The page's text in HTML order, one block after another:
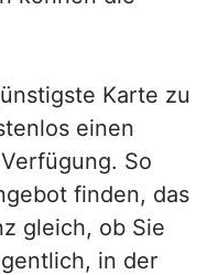
Karte zu
einen
So
finden, das
gleich, ob Sie
in der